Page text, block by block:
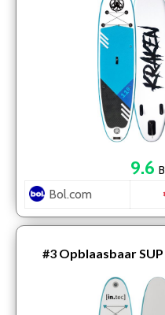
9.6
Bol.com
#3 Opblaasbaar